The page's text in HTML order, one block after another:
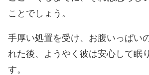
ことでしょう。
手厚い処置を受け、お腹いっぱい
れた後、ようやく彼は安心して眠
す。